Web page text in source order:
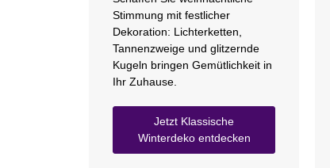
Stimmung mit festlicher
Dekoration: Lichterketten,
Tannenzweige und glitzernde
Kugeln bringen Gemütlichkeit in
Ihr Zuhause.
Jetzt Klassische
Winterdeko entdecken